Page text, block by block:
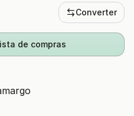
Converter
de compras